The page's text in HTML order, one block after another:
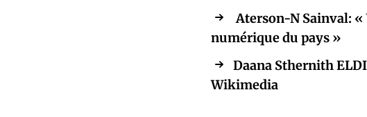
Aterson-N Sainval:
numérique du pays »
Daana Sthernith
Wikimedia